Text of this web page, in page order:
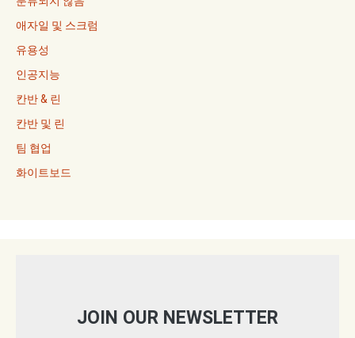
애자일 및 스크럼
유용성
인공지능
칸반 & 린
칸반 및 린
팀 협업
화이트보드
JOIN OUR NEWSLETTER